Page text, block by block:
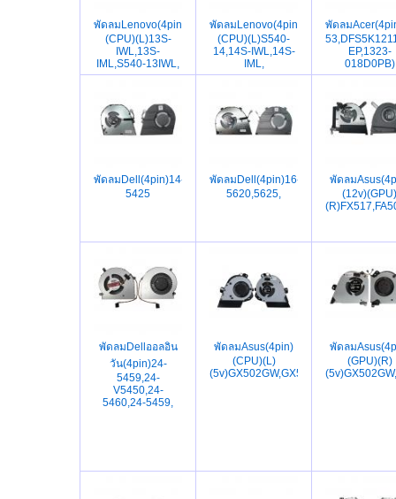
พัดลมLenovo(4pin)
(CPU)(L)13S-
IWL,13S-
IML,S540-13IWL,
พัดลมLenovo(4pin)
(CPU)(L)S540-
14,14S-IWL,14S-
IML,
พัดลม
EP,1323-
018D0PB)
พัดลมDell(4pin)14-
5425
พัดลมDell(4pin)16-
5620,5625,
พัดลม
(12v)(GPU)
พัดลมDellออลอิน
วัน(4pin)24-
5459,24-
V5450,24-
5460,24-5459,
พัดลมAsus(4pin)
(CPU)(L)
พัดลม
(GPU)(R)